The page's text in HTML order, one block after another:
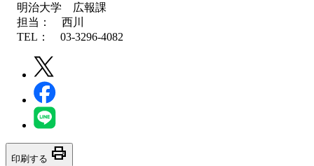
明治大学 広報課
担当： 西川
TEL： 03-3296-4082
印刷する print